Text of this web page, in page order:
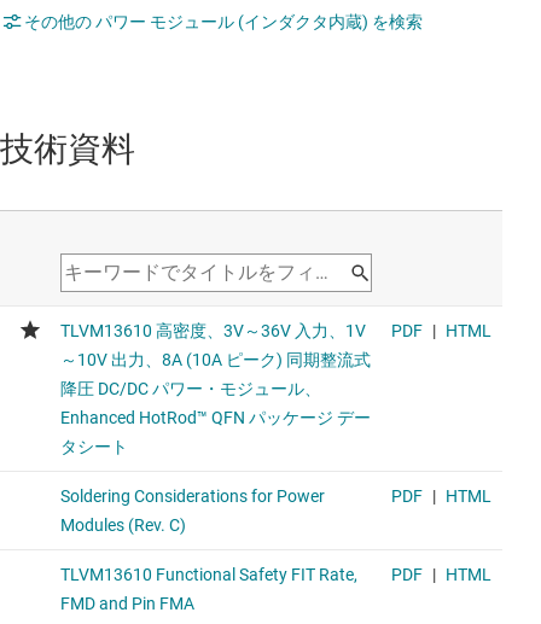
その他の パワー モジュール (インダクタ内蔵) を検索
技術資料